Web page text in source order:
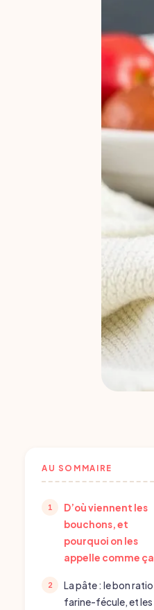
AU SOMMAIRE
D’où viennent les
bouchons, et
pourquoi on les
appelle comme ça
La pâte : le bon ratio
farine-fécule, et les